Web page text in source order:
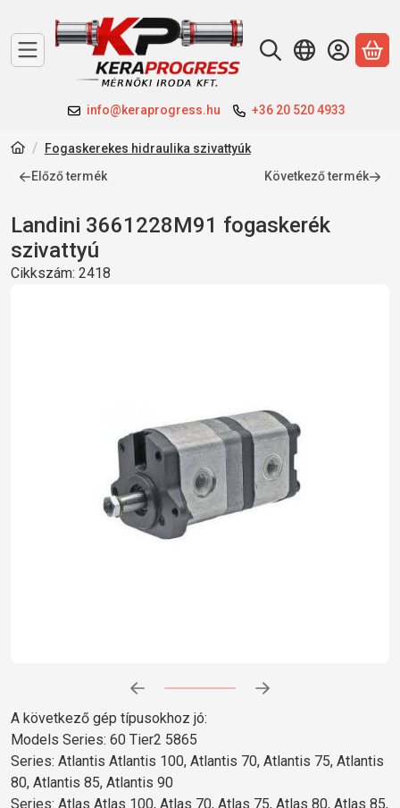
info@keraprogress.hu +36 20 520 4933
A
Fogaskerekes hidraulika szivattyúk
Előző termék
Következő termék
Landini 3661228M91 fogaskerék
szivattyú
Cikkszám: 2418
A következő gép típusokhoz jó:
Models Series: 60 Tier2 5865
Series: Atlantis Atlantis 100, Atlantis 70, Atlantis 75, Atlantis
80, Atlantis 85, Atlantis 90
Series: Atlas Atlas 100, Atlas 70, Atlas 75, Atlas 80, Atlas 85,